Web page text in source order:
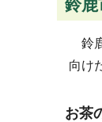
鈴鹿
鈴
向け
お茶